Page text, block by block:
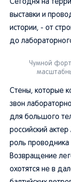
Сегодня на
выставки и
истории, - от
до
Чумной
Стены, которые
звон
для большого
российский
роль
Возвращение
охотятся не в